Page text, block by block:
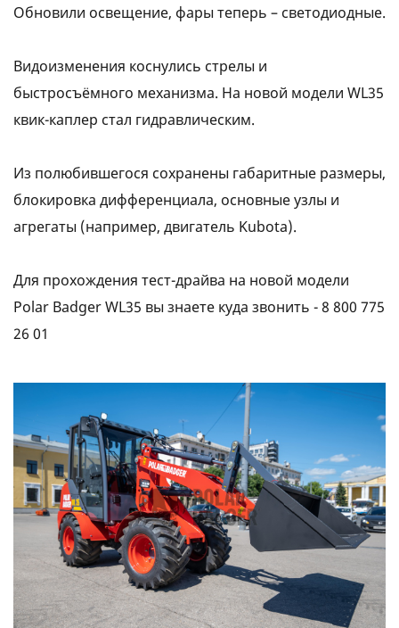
Обновили освещение, фары теперь – светодиодные.
Видоизменения коснулись стрелы и
быстросъёмного механизма. На новой модели WL35
квик-каплер стал гидравлическим.
Из полюбившегося сохранены габаритные размеры,
блокировка дифференциала, основные узлы и
агрегаты (например, двигатель Kubota).
Для прохождения тест-драйва на новой модели
Polar Badger WL35 вы знаете куда звонить - 8 800 775
26 01